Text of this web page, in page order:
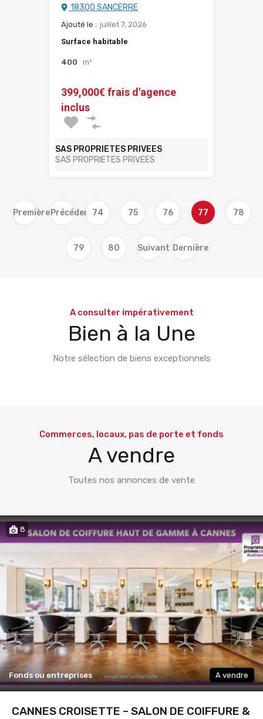
18300 SANCERRE
Ajouté le : juillet 7, 2026
Surface habitable
400 m²
399,000€ frais d'agence
inclus
SAS PROPRIETES PRIVEES
SAS PROPRIETES PRIVEES
Première Précédent74 75 76 77 78
79 80 Suivant Dernière
A consulter impérativement
Bien à la Une
Notre sélection de biens exceptionnels
Commerces, locaux, pas de porte et fonds
A vendre
Toutes nos annonces de vente
8
Fonds ou entreprises A vendre
CANNES CROISETTE – SALON DE COIFFURE &